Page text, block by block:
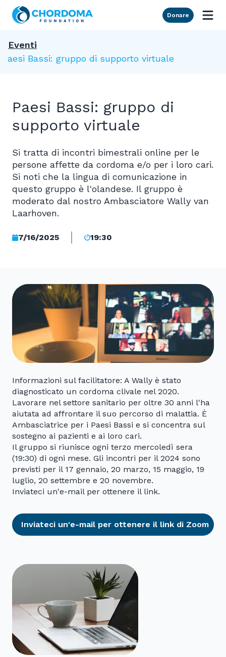
Skip to Main Content
Donare
Eventi
Paesi Bassi: gruppo di supporto virtuale
Paesi Bassi: gruppo di
supporto virtuale
Si tratta di incontri bimestrali online per le
persone affette da cordoma e/o per i loro cari.
Si noti che la lingua di comunicazione in
questo gruppo è l'olandese. Il gruppo è
moderato dal nostro Ambasciatore Wally van
Laarhoven.
7/16/2025 19:30
Informazioni sul facilitatore: A Wally è stato
diagnosticato un cordoma clivale nel 2020.
Lavorare nel settore sanitario per oltre 30 anni l'ha
aiutata ad affrontare il suo percorso di malattia. È
Ambasciatrice per i Paesi Bassi e si concentra sul
sostegno ai pazienti e ai loro cari.
Il gruppo si riunisce ogni terzo mercoledì sera
(19:30) di ogni mese. Gli incontri per il 2024 sono
previsti per il 17 gennaio, 20 marzo, 15 maggio, 19
luglio, 20 settembre e 20 novembre.
Inviateci un'e-mail per ottenere il link.
Inviateci un'e-mail per ottenere il link di Zoom